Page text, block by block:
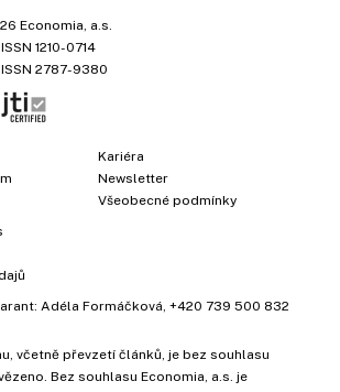
Economia, a.s.
ISSN 1210-0714
ISSN 2787-9380
Kariéra
Newsletter
Všeobecné podmínky
Adéla Formáčková, +420 739 500 832
včetně převzetí článků, je bez souhlasu
Bez souhlasu Economia, a.s. je